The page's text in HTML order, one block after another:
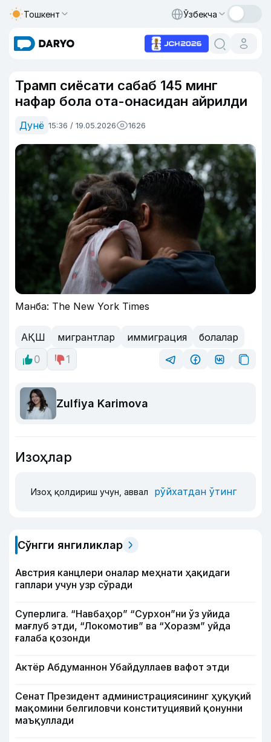
Тошкент Ўзбекча
Трамп сиёсати сабаб 145 минг
нафар бола ота-онасидан айрилди
Дунё 15:36 / 19.05.2026 1626
Манба: The New York Times
АҚШ мигрантлар иммиграция
болалар
0
1
Zulfiya Karimova
Изоҳлар
Изоҳ қолдириш учун, аввал рўйхатдан ўтинг
Сўнгги янгиликлар
Австрия канцлери оналар меҳнати ҳақидаги
гаплари учун узр сўради
Суперлига. “Навбаҳор” “Сурхон”ни ўз уйида
мағлуб этди, “Локомотив” ва “Хоразм” уйда
ғалаба қозонди
Актёр Абду­маннон Убайдуллаев вафот этди
Сенат Президент администрациясининг ҳуқуқий
мақомини белгиловчи конституциявий қонунни
маъқуллади